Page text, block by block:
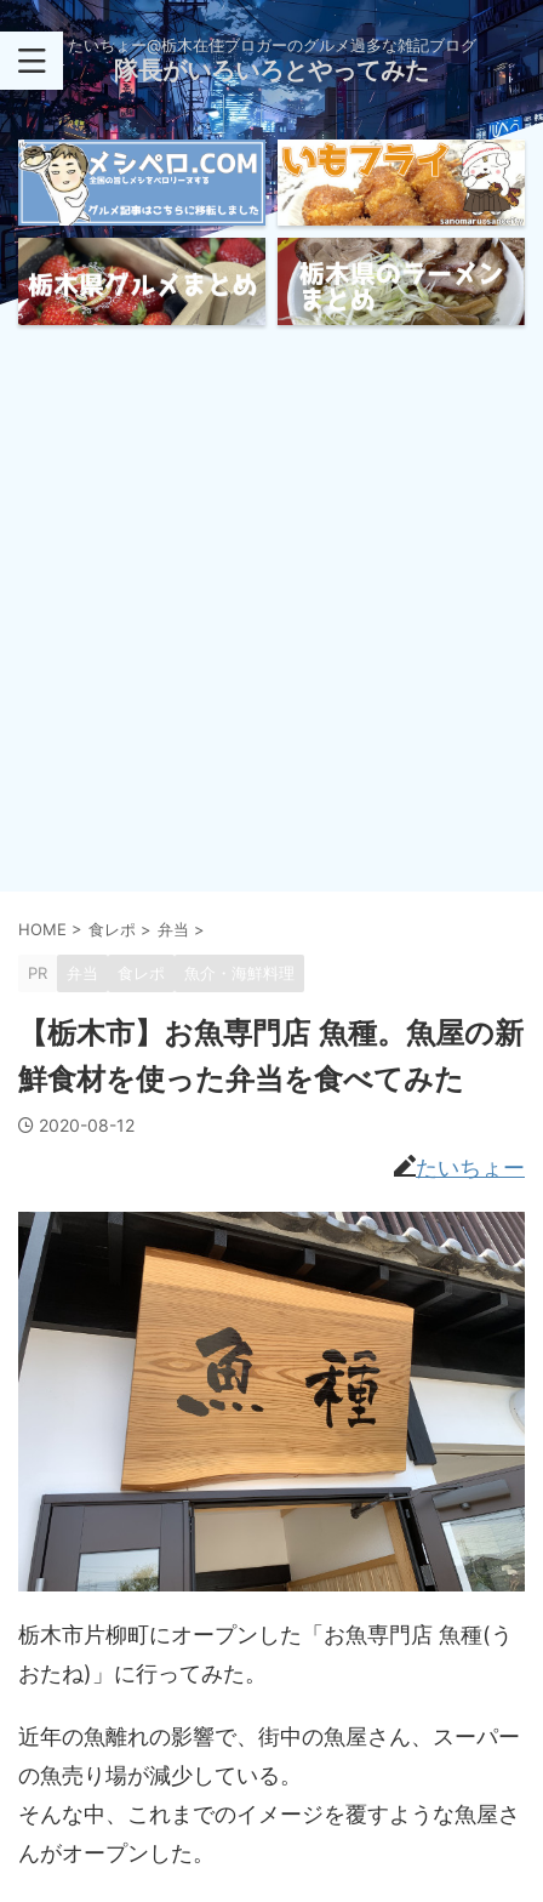
たいちょー@栃木在住ブロガーのグルメ過多な雑記ブログ
隊長がいろいろとやってみた
HOME > 食レポ > 弁当 >
PR 弁当 食レポ 魚介・海鮮料理
【栃木市】お魚専門店 魚種。魚屋の新
鮮食材を使った弁当を食べてみた
2020-08-12
たいちょー
栃木市片柳町にオープンした「お魚専門店 魚種(う
おたね)」に行ってみた。
近年の魚離れの影響で、街中の魚屋さん、スーパー
の魚売り場が減少している。
そんな中、これまでのイメージを覆すような魚屋さ
んがオープンした。